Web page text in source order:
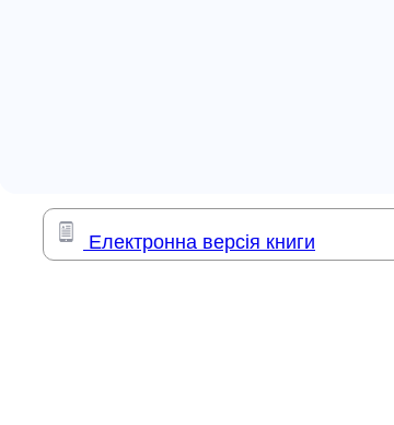
Електронна версія книги
прежнему полон творческих планов и
аспекты апологетики и изучения